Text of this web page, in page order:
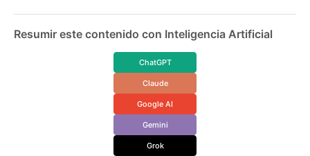
Resumir este contenido con Inteligencia Artificial
ChatGPT
Claude
Google AI
Gemini
Grok